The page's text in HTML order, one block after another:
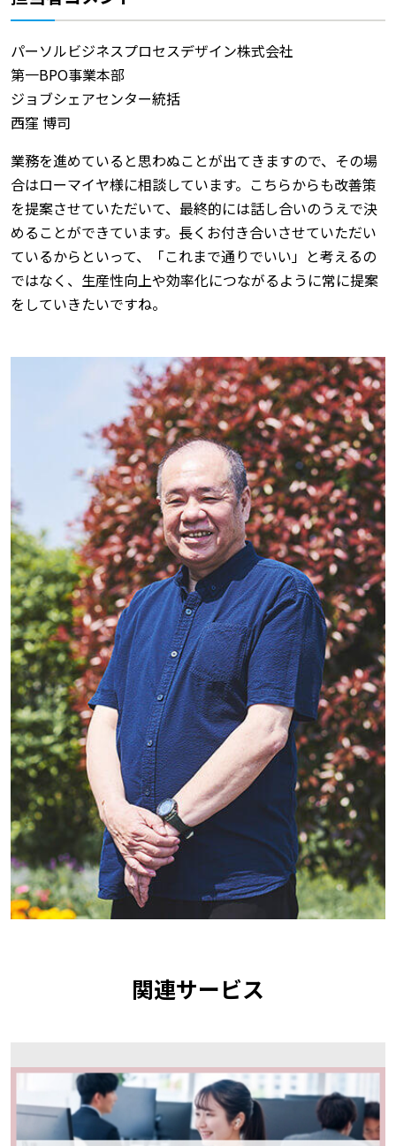
パーソルビジネスプロセスデザイン株式会社
第一BPO事業本部
ジョブシェアセンター統括
西窪 博司
業務を進めていると思わぬことが出てきますので、その場
合はローマイヤ様に相談しています。こちらからも改善策
を提案させていただいて、最終的には話し合いのうえで決
めることができています。長くお付き合いさせていただい
ているからといって、「これまで通りでいい」と考えるの
ではなく、生産性向上や効率化につながるように常に提案
をしていきたいですね。
関連サービス